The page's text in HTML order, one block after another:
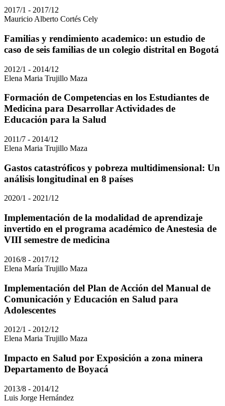
2017/1 - 2017/12
Mauricio Alberto Cortés Cely
Familias y rendimiento academico: un estudio de
caso de seis familias de un colegio distrital en Bogotá
2012/1 - 2014/12
Elena Maria Trujillo Maza
Formación de Competencias en los Estudiantes de
Medicina para Desarrollar Actividades de
Educación para la Salud
2011/7 - 2014/12
Elena Maria Trujillo Maza
Gastos catastróficos y pobreza multidimensional: Un
análisis longitudinal en 8 países
2020/1 - 2021/12
Implementación de la modalidad de aprendizaje
invertido en el programa académico de Anestesia de
VIII semestre de medicina
2016/8 - 2017/12
Elena María Trujillo Maza
Implementación del Plan de Acción del Manual de
Comunicación y Educación en Salud para
Adolescentes
2012/1 - 2012/12
Elena Maria Trujillo Maza
Impacto en Salud por Exposición a zona minera
Departamento de Boyacá
2013/8 - 2014/12
Luis Jorge Hernández